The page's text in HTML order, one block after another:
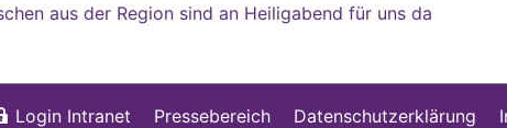
aus der Region sind an Heiligabend für uns da
Login Intranet Pressebereich Datenschutzerklärung